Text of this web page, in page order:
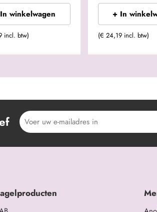
winkelwagen
incl. btw)
+ In
(€ 24,19 incl. btw)